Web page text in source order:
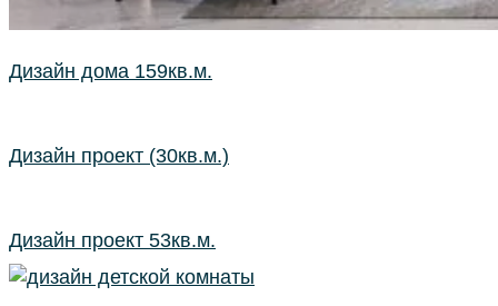
Дизайн дома 159кв.м.
Дизайн проект (30кв.м.)
Дизайн проект 53кв.м.